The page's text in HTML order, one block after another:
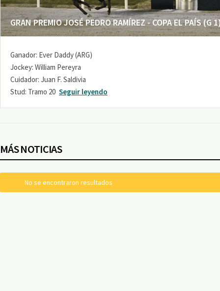
GRAN PREMIO JOSÉ PEDRO RAMÍREZ - COPA EL PAÍS (G
Ganador: Ever Daddy (ARG)
Jockey: William Pereyra
Cuidador: Juan F. Saldivia
Stud: Tramo 20 Seguir leyendo
MÁS NOTICIAS
No se encontraron resultados